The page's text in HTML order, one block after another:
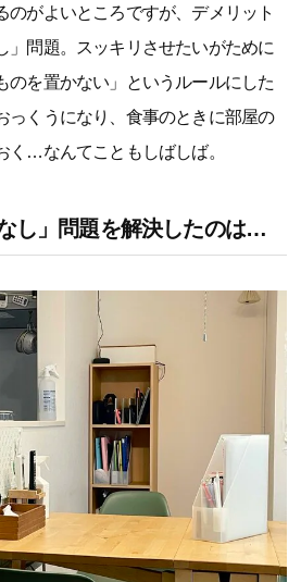
のがよいところですが、デメリット
」問題。スッキリさせたいがために
のを置かない」というルールにした
っくうになり、食事のときに部屋の
く…なんてこともしばしば。
し」問題を解決したのは…